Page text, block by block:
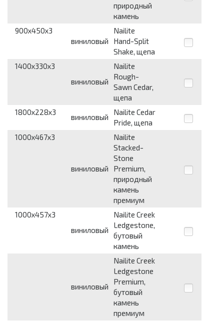
природный
камень
900x450x3
виниловый
Nailite
Hand-Split
Shake, щепа
1400x330x3
виниловый
Nailite
Rough-
Sawn Cedar,
щепа
1800x228x3
виниловый
Nailite Cedar
Pride, щепа
1000x467x3
виниловый
Nailite
Stacked-
Stone
Premium,
природный
камень
премиум
1000x457x3
виниловый
Nailite Creek
Ledgestone,
бутовый
камень
виниловый
Nailite Creek
Ledgestone
Premium,
бутовый
камень
премиум